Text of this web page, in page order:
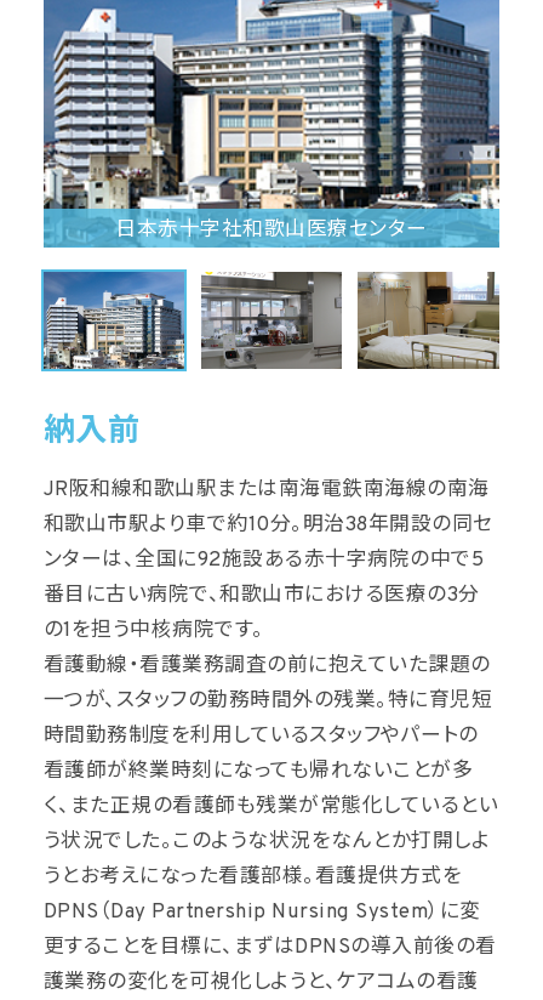
日本赤十字社和歌山医療センター
納入前
JR阪和線和歌山駅または南海電鉄南海線の南海
和歌山市駅より車で約10分。明治38年開設の同セ
ンターは、全国に92施設ある赤十字病院の中で5
番目に古い病院で、和歌山市における医療の3分
の1を担う中核病院です。
看護動線・看護業務調査の前に抱えていた課題の
一つが、スタッフの勤務時間外の残業。特に育児短
時間勤務制度を利用しているスタッフやパートの
看護師が終業時刻になっても帰れないことが多
く、また正規の看護師も残業が常態化しているとい
う状況でした。このような状況をなんとか打開しよ
うとお考えになった看護部様。看護提供方式を
DPNS（Day Partnership Nursing System）に変
更することを目標に、まずはDPNSの導入前後の看
護業務の変化を可視化しようと、ケアコムの看護